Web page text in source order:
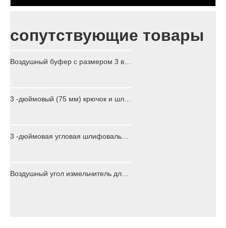
сопутствующие товары